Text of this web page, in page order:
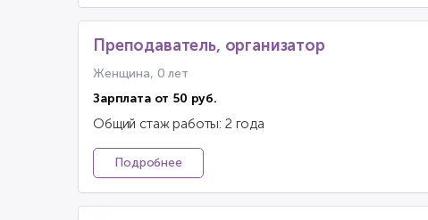
Преподаватель, организатор
Женщина, 0 лет
Зарплата от 50 руб.
Общий стаж работы: 2 года
Подробнее